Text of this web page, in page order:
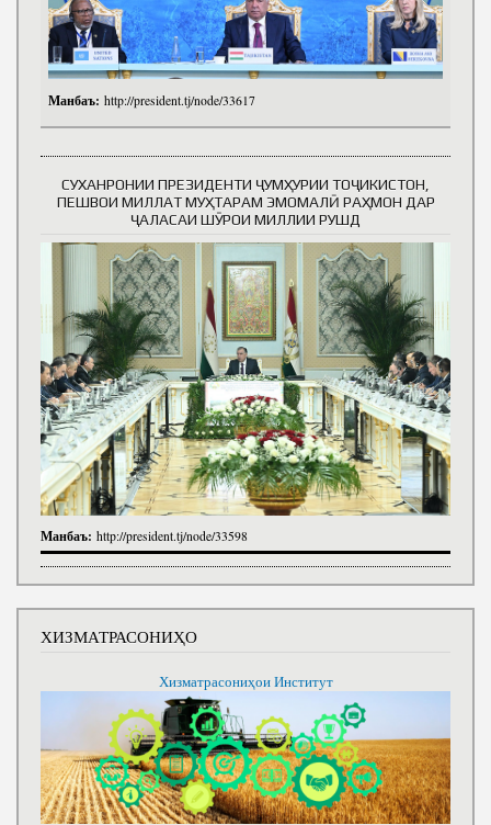
Манбаъ: http://president.tj/node/33617
СУХАНРОНИИ ПРЕЗИДЕНТИ ҶУМҲУРИИ ТОҶИКИСТОН,
ПЕШВОИ МИЛЛАТ МУҲТАРАМ ЭМОМАЛӢ РАҲМОН ДАР
ҶАЛАСАИ ШӮРОИ МИЛЛИИ РУШД
Манбаъ: http://president.tj/node/33598
ХИЗМАТРАСОНИҲО
Хизматрасониҳои Институт